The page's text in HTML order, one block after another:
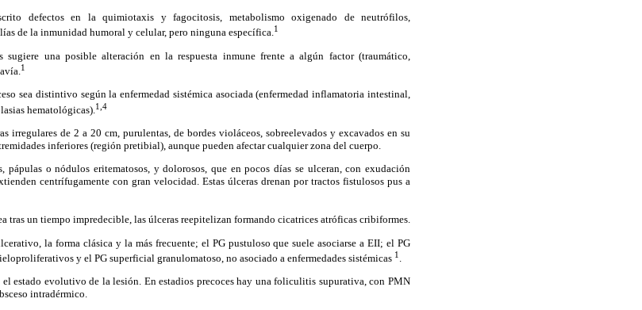
defectos en la quimiotaxis y fagocitosis, metabolismo oxigenado de neutrófilos,
de la inmunidad humoral y celular, pero ninguna específica.1
sugiere una posible alteración en la respuesta inmune frente a algún factor (traumático,
1
sea distintivo según la enfermedad sistémica asociada (enfermedad inflamatoria intestinal,
hematológicas). 1,4
irregulares de 2 a 20 cm, purulentas, de bordes violáceos, sobreelevados y excavados en su
inferiores (región pretibial), aunque pueden afectar cualquier zona del cuerpo.
pápulas o nódulos eritematosos, y dolorosos, que en pocos días se ulceran, con exudación
centrífugamente con gran velocidad. Estas úlceras drenan por tractos fistulosos pus a
tras un tiempo impredecible, las úlceras reepitelizan formando cicatrices atróficas cribiformes.
la forma clásica y la más frecuente; el PG pustuloso que suele asociarse a EII; el PG
y el PG superficial granulomatoso, no asociado a enfermedades sistémicas 1
estado evolutivo de la lesión. En estadios precoces hay una foliculitis supurativa, con PMN
intradérmico.